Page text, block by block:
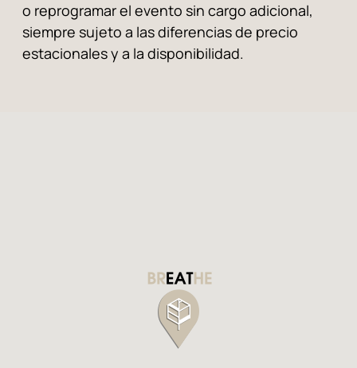
o reprogramar el evento sin cargo adicional,
siempre sujeto a las diferencias de precio
estacionales y a la disponibilidad.